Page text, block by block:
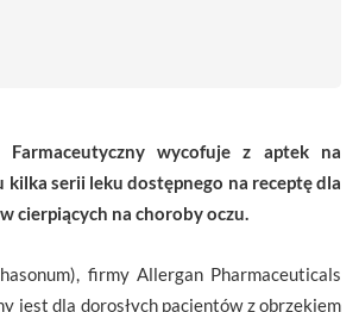
Farmaceutyczny wycofuje z aptek na
kilka serii leku dostępnego na receptę dla
cierpiących na choroby oczu.
firmy Allergan Pharmaceuticals
jest dla dorosłych pacjentów z obrzękiem